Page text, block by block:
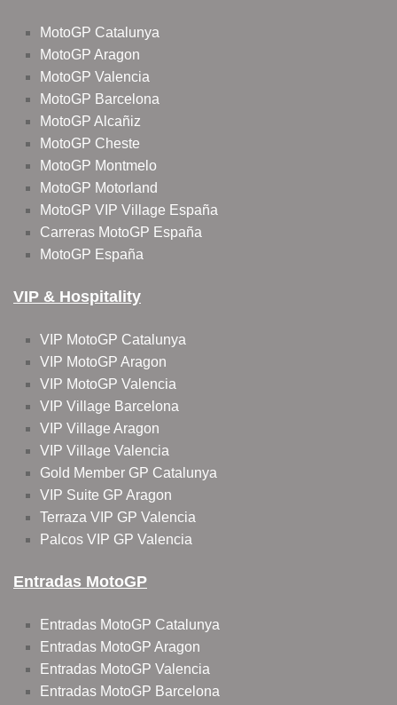
MotoGP Catalunya
MotoGP Aragon
MotoGP Valencia
MotoGP Barcelona
MotoGP Alcañiz
MotoGP Cheste
MotoGP Montmelo
MotoGP Motorland
MotoGP VIP Village España
Carreras MotoGP España
MotoGP España
VIP & Hospitality
VIP MotoGP Catalunya
VIP MotoGP Aragon
VIP MotoGP Valencia
VIP Village Barcelona
VIP Village Aragon
VIP Village Valencia
Gold Member GP Catalunya
VIP Suite GP Aragon
Terraza VIP GP Valencia
Palcos VIP GP Valencia
Entradas MotoGP
Entradas MotoGP Catalunya
Entradas MotoGP Aragon
Entradas MotoGP Valencia
Entradas MotoGP Barcelona